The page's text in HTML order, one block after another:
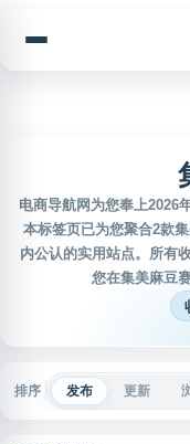
电商导航网为您奉上2026
本标签页已为您聚合2款
内公认的实用站点。所有
您在集美麻豆
排序 发布 更新